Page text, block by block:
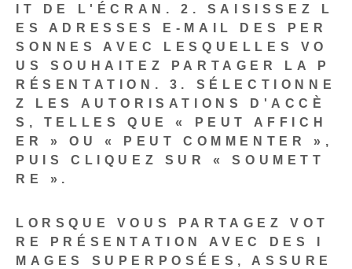
IT DE L'ÉCRAN.
2. SAISISSEZ L
ES ADRESSES E-MAIL DES PER
SONNES AVEC LESQUELLES VO
US SOUHAITEZ PARTAGER LA P
RÉSENTATION.
3. SÉLECTIONNE
Z LES AUTORISATIONS D'ACCÈ
S, TELLES QUE « PEUT AFFICH
ER » OU « PEUT COMMENTER »,
PUIS CLIQUEZ SUR « SOUMETT
RE ».
LORSQUE VOUS PARTAGEZ VOT
RE PRÉSENTATION AVEC DES I
MAGES SUPERPOSÉES, ASSURE